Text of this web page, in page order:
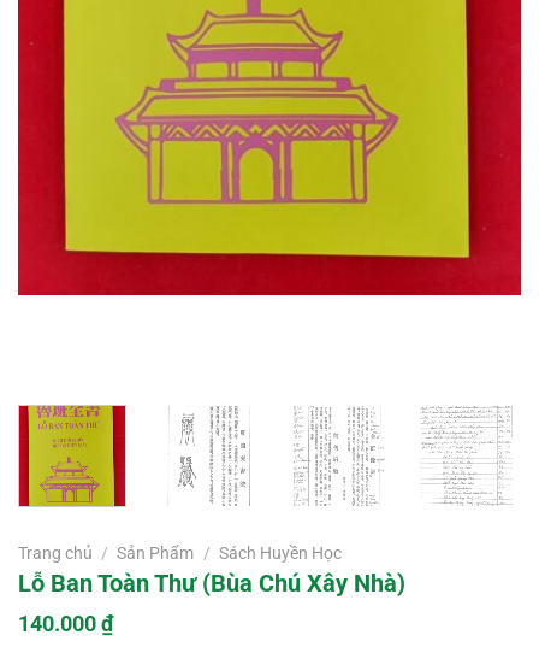
Trang chủ / Sản Phẩm / Sách Huyền Học
Lỗ Ban Toàn Thư (Bùa Chú Xây Nhà)
140.000₫